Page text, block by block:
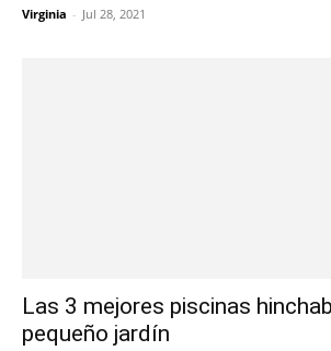
Virginia - Jul 28, 2021
Las 3 mejores piscinas
pequeño jardín